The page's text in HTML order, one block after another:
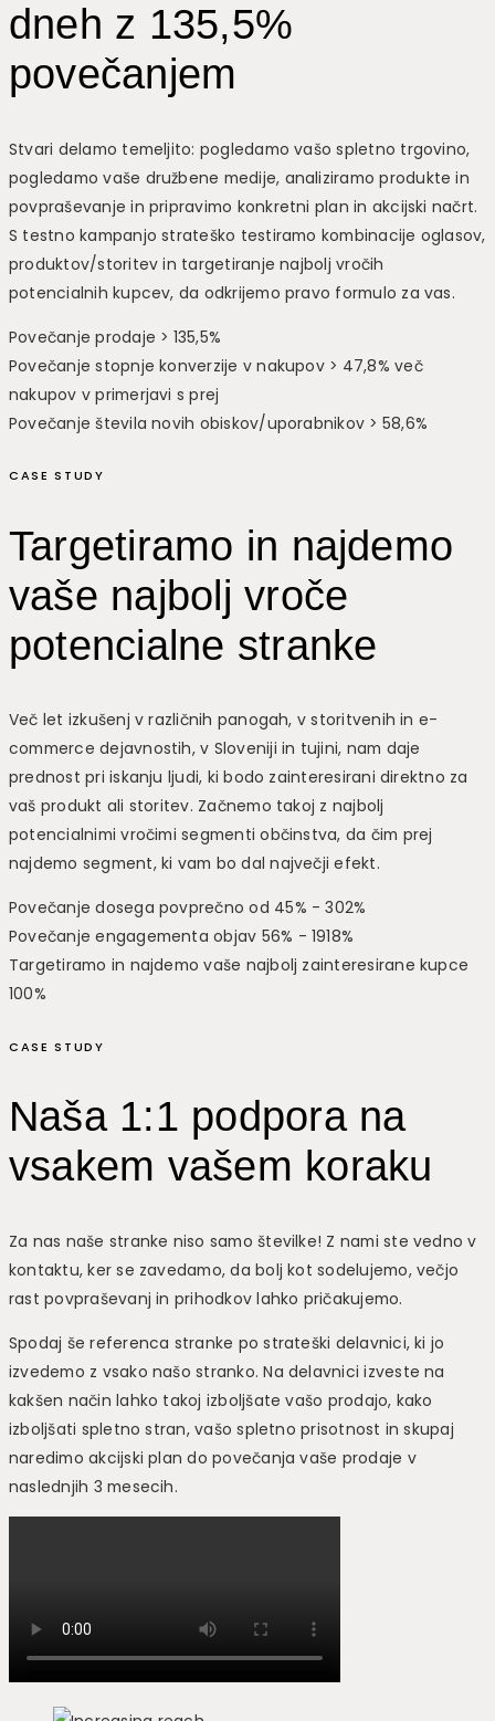
dneh z 135,5%
povečanjem
Stvari delamo temeljito: pogledamo vašo spletno trgovino,
pogledamo vaše družbene medije, analiziramo produkte in
povpraševanje in pripravimo konkretni plan in akcijski načrt.
S testno kampanjo strateško testiramo kombinacije oglasov,
produktov/storitev in targetiranje najbolj vročih
potencialnih kupcev, da odkrijemo pravo formulo za vas.
Povečanje prodaje > 135,5%
Povečanje stopnje konverzije v nakupov > 47,8% več
nakupov v primerjavi s prej
Povečanje števila novih obiskov/uporabnikov > 58,6%
CASE STUDY
Targetiramo in najdemo
vaše najbolj vroče
potencialne stranke
Več let izkušenj v različnih panogah, v storitvenih in e-
commerce dejavnostih, v Sloveniji in tujini, nam daje
prednost pri iskanju ljudi, ki bodo zainteresirani direktno za
vaš produkt ali storitev. Začnemo takoj z najbolj
potencialnimi vročimi segmenti občinstva, da čim prej
najdemo segment, ki vam bo dal največji efekt.
Povečanje dosega povprečno od 45% - 302%
Povečanje engagementa objav 56% - 1918%
Targetiramo in najdemo vaše najbolj zainteresirane kupce
100%
CASE STUDY
Naša 1:1 podpora na
vsakem vašem koraku
Za nas naše stranke niso samo številke! Z nami ste vedno v
kontaktu, ker se zavedamo, da bolj kot sodelujemo, večjo
rast povpraševanj in prihodkov lahko pričakujemo.
Spodaj še referenca stranke po strateški delavnici, ki jo
izvedemo z vsako našo stranko. Na delavnici izveste na
kakšen način lahko takoj izboljšate vašo prodajo, kako
izboljšati spletno stran, vašo spletno prisotnost in skupaj
naredimo akcijski plan do povečanja vaše prodaje v
naslednjih 3 mesecih.